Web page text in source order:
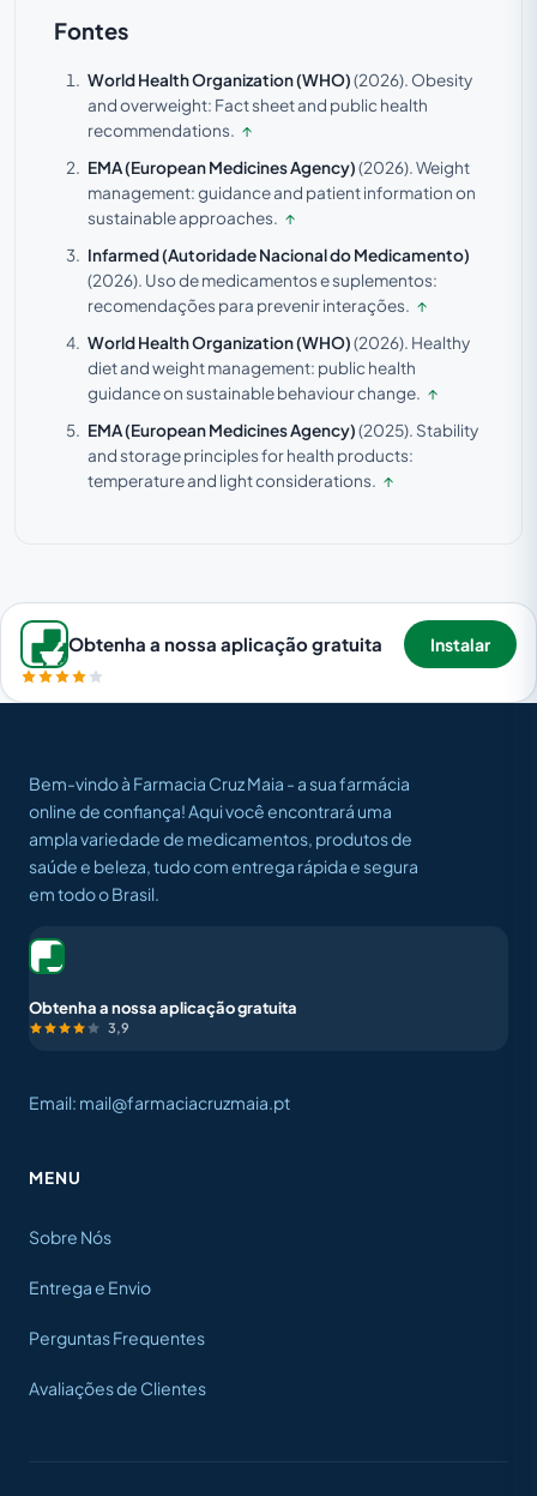
Fontes
World Health Organization (WHO)(2026). Obesity
and overweight: Fact sheet and public health
recommendations. ↑
EMA (European Medicines Agency)(2026).Weight
management: guidance and patient information on
sustainable approaches. ↑
Infarmed (Autoridade Nacional do Medicamento)
(2026). Uso de medicamentos e suplementos:
recomendações para prevenir interações. ↑
World Health Organization (WHO)(2026). Healthy
diet and weight management: public health
guidance on sustainable behaviour change. ↑
EMA (European Medicines Agency)(2025). Stability
and storage principles for health products:
temperature and light considerations. ↑
Obtenha a nossa aplicação gratuita Instalar
Bem-vindo à Farmacia Cruz Maia - a sua farmácia
online de confiança! Aqui você encontrará uma
ampla variedade de medicamentos, produtos de
saúde e beleza, tudo com entrega rápida e segura
em todo o Brasil.
Obtenha a nossa aplicação gratuita
3,9
Email: mail@farmaciacruzmaia.pt
MENU
Sobre Nós
Entrega e Envio
Perguntas Frequentes
Avaliações de Clientes